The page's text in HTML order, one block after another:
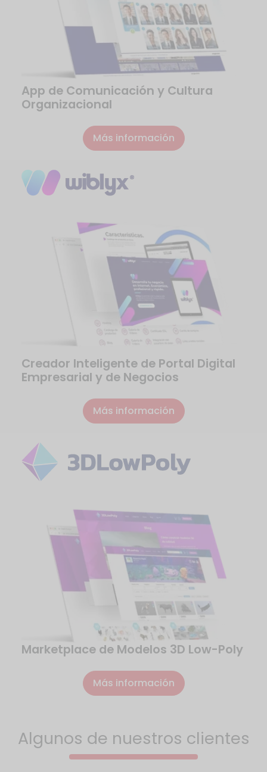
App de Comunicación y Cultura
Organizacional
Más información
Creador Inteligente de Portal Digital
Empresarial y de Negocios
Más información
Marketplace de Modelos 3D Low-Poly
Más información
Algunos de nuestros clientes